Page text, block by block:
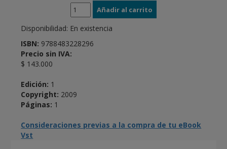
Disponibilidad: En existencia
ISBN: 9788483228296
Precio sin IVA:
$ 143.000
Edición: 1
Copyright: 2009
Páginas: 1
Consideraciones previas a la compra de tu eBook
Vst